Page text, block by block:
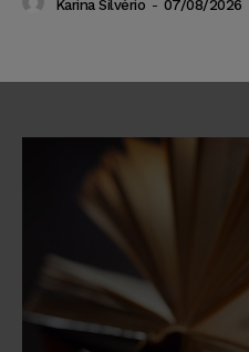
Karina Silvério - 07/08/2026